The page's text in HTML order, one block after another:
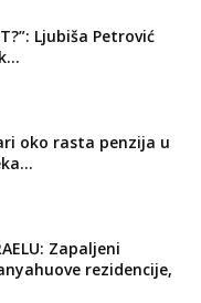
Ljubiša Petrović
oko rasta penzija u
Zapaljeni
rezidencije,